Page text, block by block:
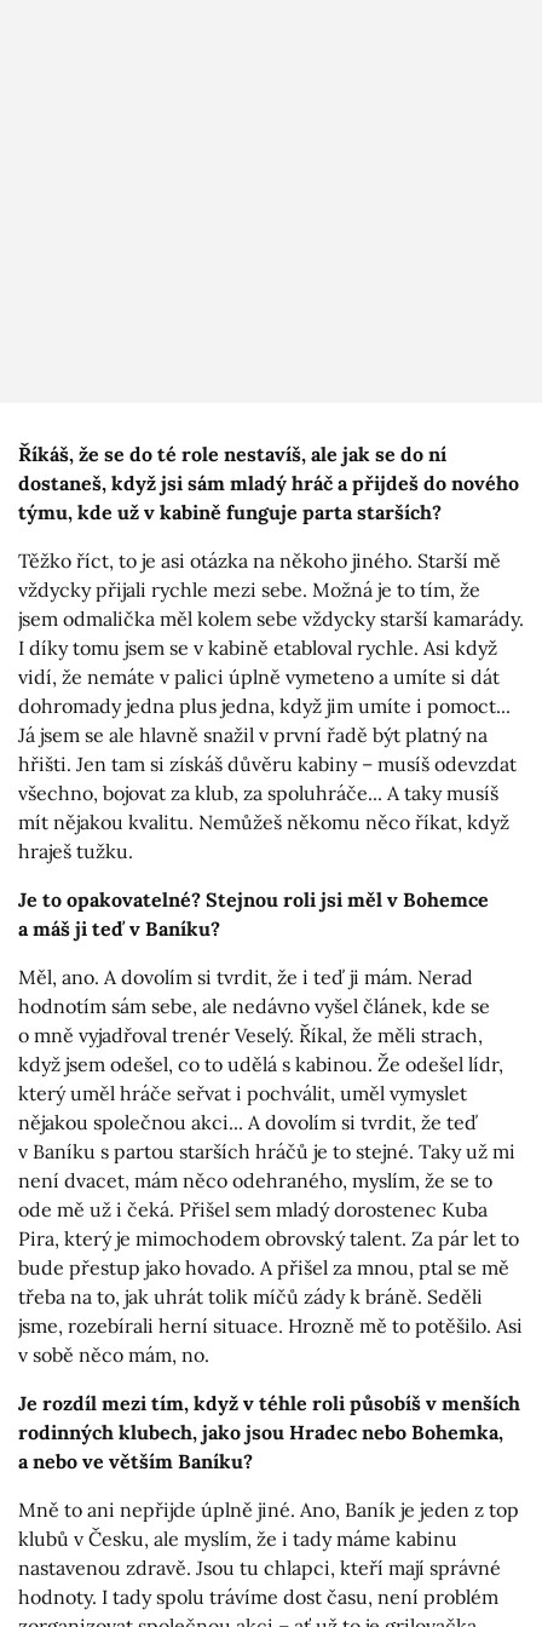
Říkáš, že se do té role nestavíš, ale jak se do ní
dostaneš, když jsi sám mladý hráč a přijdeš do nového
týmu, kde už v kabině funguje parta starších?
Těžko říct, to je asi otázka na někoho jiného. Starší mě
vždycky přijali rychle mezi sebe. Možná je to tím, že
jsem odmalička měl kolem sebe vždycky starší kamarády.
I díky tomu jsem se v kabině etabloval rychle. Asi když
vidí, že nemáte v palici úplně vymeteno a umíte si dát
dohromady jedna plus jedna, když jim umíte i pomoct...
Já jsem se ale hlavně snažil v první řadě být platný na
hřišti. Jen tam si získáš důvěru kabiny – musíš odevzdat
všechno, bojovat za klub, za spoluhráče... A taky musíš
mít nějakou kvalitu. Nemůžeš někomu něco říkat, když
hraješ tužku.
Je to opakovatelné? Stejnou roli jsi měl v Bohemce
a máš ji teď v Baníku?
Měl, ano. A dovolím si tvrdit, že i teď ji mám. Nerad
hodnotím sám sebe, ale nedávno vyšel článek, kde se
o mně vyjadřoval trenér Veselý. Říkal, že měli strach,
když jsem odešel, co to udělá s kabinou. Že odešel lídr,
který uměl hráče seřvat i pochválit, uměl vymyslet
nějakou společnou akci... A dovolím si tvrdit, že teď
v Baníku s partou starších hráčů je to stejné. Taky už mi
není dvacet, mám něco odehraného, myslím, že se to
ode mě už i čeká. Přišel sem mladý dorostenec Kuba
Pira, který je mimochodem obrovský talent. Za pár let to
bude přestup jako hovado. A přišel za mnou, ptal se mě
třeba na to, jak uhrát tolik míčů zády k bráně. Seděli
jsme, rozebírali herní situace. Hrozně mě to potěšilo. Asi
v sobě něco mám, no.
Je rozdíl mezi tím, když v téhle roli působíš v menších
rodinných klubech, jako jsou Hradec nebo Bohemka,
a nebo ve větším Baníku?
Mně to ani nepřijde úplně jiné. Ano, Baník je jeden z top
klubů v Česku, ale myslím, že i tady máme kabinu
nastavenou zdravě. Jsou tu chlapci, kteří mají správné
hodnoty. I tady spolu trávíme dost času, není problém